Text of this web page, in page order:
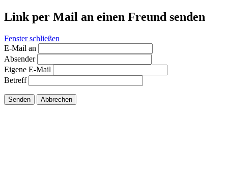
Link per Mail an einen Freund senden
Fenster schließen
E-Mail an
Absender
Eigene E-Mail
Betreff
Senden Abbrechen